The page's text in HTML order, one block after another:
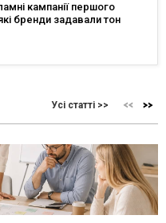
кампанії першого
бренди задавали тон
Усі статті >>